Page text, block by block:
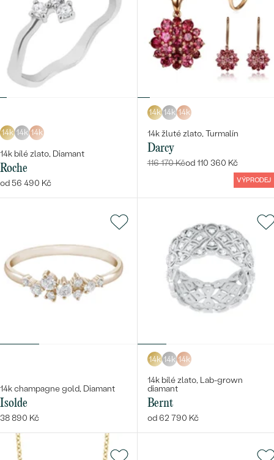
14k 14k 14k
14k bílé zlato, Diamant
Roche
od 56 490 Kč
14k 14k 14k
14k žluté zlato, Turmalín
Darcy
116 170 Kčod 110 360 Kč
VÝPRODEJ
14k champagne gold, Diamant
Isolde
38 890 Kč
14k 14k 14k
14k bílé zlato, Lab-grown
diamant
Bernt
od 62 790 Kč